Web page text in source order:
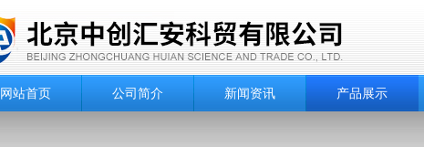
网站首页 公司简介 新闻资讯 产品展示